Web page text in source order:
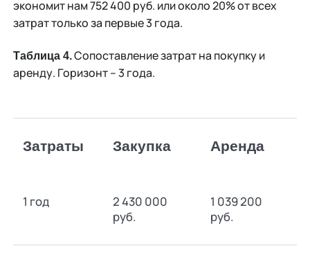
экономит нам 752 400 руб. или около 20% от всех
затрат только за первые 3 года.
Таблица 4.Сопоставление затрат на покупку и
аренду. Горизонт – 3 года.
Затраты Закупка Аренда
1 год
2 430 000
руб.
1 039 200
руб.